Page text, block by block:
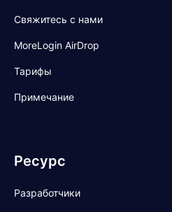
Свяжитесь с нами
MoreLogin AirDrop
Тарифы
Примечание
Ресурс
Разработчики